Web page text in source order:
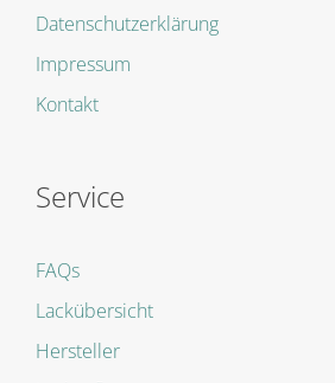
Datenschutzerklärung
Impressum
Kontakt
Service
FAQs
Lackübersicht
Hersteller